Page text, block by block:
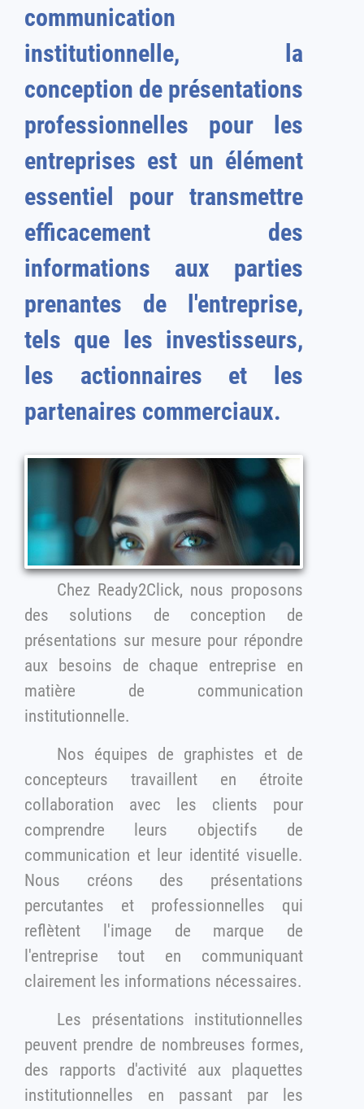
communication
institutionnelle, la
conception de présentations
professionnelles pour les
entreprises est un élément
essentiel pour transmettre
efficacement des
informations aux parties
prenantes de l'entreprise,
tels que les investisseurs,
les actionnaires et les
partenaires commerciaux.
Chez Ready2Click, nous proposons
des solutions de conception de
présentations sur mesure pour répondre
aux besoins de chaque entreprise en
matière de communication
institutionnelle.
Nos équipes de graphistes et de
concepteurs travaillent en étroite
collaboration avec les clients pour
comprendre leurs objectifs de
communication et leur identité visuelle.
Nous créons des présentations
percutantes et professionnelles qui
reflètent l'image de marque de
l'entreprise tout en communiquant
clairement les informations nécessaires.
Les présentations institutionnelles
peuvent prendre de nombreuses formes,
des rapports d'activité aux plaquettes
institutionnelles en passant par les